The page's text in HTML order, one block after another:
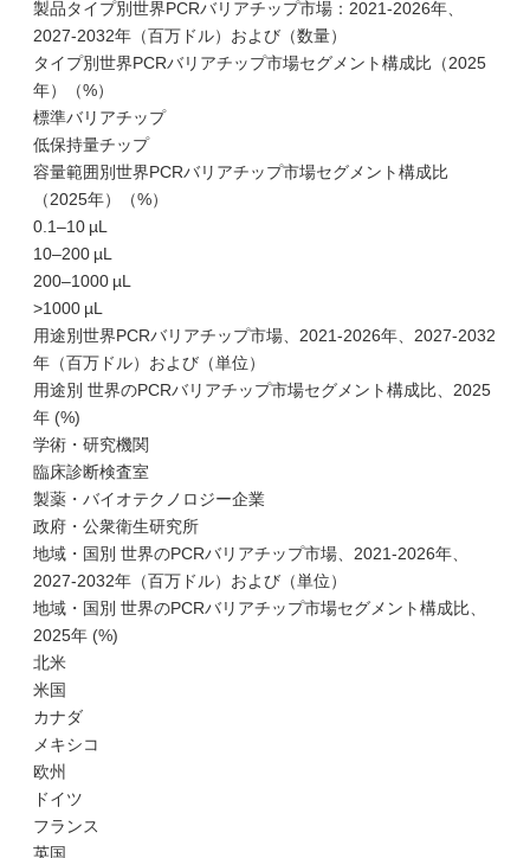
製品タイプ別世界PCRバリアチップ市場：2021-2026年、
2027-2032年（百万ドル）および（数量）
タイプ別世界PCRバリアチップ市場セグメント構成比（2025
年）（%）
標準バリアチップ
低保持量チップ
容量範囲別世界PCRバリアチップ市場セグメント構成比
（2025年）（%）
0.1–10 µL
10–200 µL
200–1000 µL
>1000 µL
用途別世界PCRバリアチップ市場、2021-2026年、2027-2032
年（百万ドル）および（単位）
用途別 世界のPCRバリアチップ市場セグメント構成比、2025
年 (%)
学術・研究機関
臨床診断検査室
製薬・バイオテクノロジー企業
政府・公衆衛生研究所
地域・国別 世界のPCRバリアチップ市場、2021-2026年、
2027-2032年（百万ドル）および（単位）
地域・国別 世界のPCRバリアチップ市場セグメント構成比、
2025年 (%)
北米
米国
カナダ
メキシコ
欧州
ドイツ
フランス
英国